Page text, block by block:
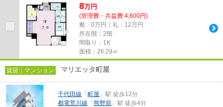
8万円
(管理費・共益費 4,600円)
敷：0万円｜礼：12万円
所在階：2階
間取り：1K
面積：26.29㎡
賃貸｜マンション マリエッタ町屋
千代田線 「 町屋 」駅 徒歩12分
都電荒川線 「 熊野前 」駅 徒歩4分